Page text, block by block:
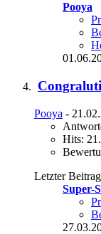
Pooya
Pooya -
Hits:
Letzter
Super-